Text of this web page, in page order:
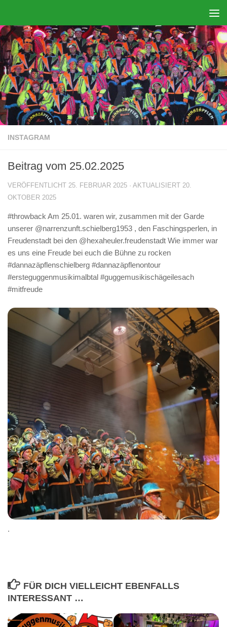
INSTAGRAM
Beitrag vom 25.02.2025
VERÖFFENTLICHT 25. FEBRUAR 2025 · AKTUALISIERT 20.
OKTOBER 2025
#throwback Am 25.01. waren wir, zusammen mit der Garde
unserer @narrenzunft.schielberg1953 , den Faschingsperlen, in
Freudenstadt bei den @hexaheuler.freudenstadt Wie immer war
es uns eine Freude bei euch die Bühne zu rocken
#dannazäpflenschielberg #dannazäpflenontour
#ersteguggenmusikimalbtal #guggemusikischägeilesach
#mitfreude
.
FÜR DICH VIELLEICHT EBENFALLS
INTERESSANT …